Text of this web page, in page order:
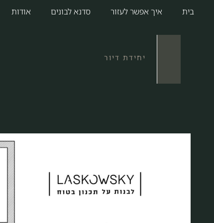
בית איך אפשר לעזור סדנא לבונים אודות משפחת ל.
יחידת דיור